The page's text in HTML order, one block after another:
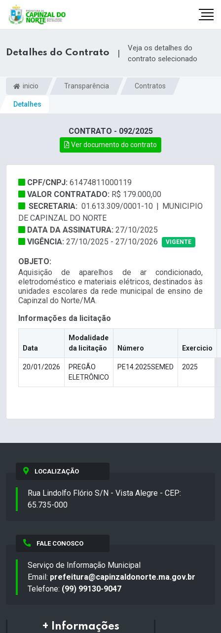
Detalhes do Contrato |
Veja os detalhes do
contrato selecionado
inicio Transparência Contratos
Detalhes
CONTRATO - 092/2025
Ver documento do contrato
CPF/CNPJ: 61474811000119
VALOR CONTRATADO: R$ 179.000,00
SECRETARIA: 01.613.309/0001-10 | MUNICIPIO
DE CAPINZAL DO NORTE
DATA DA ASSINATURA: 27/10/2025
VIGÊNCIA: 27/10/2025 - 27/10/2026 VIGENTE
OBJETO:
Aquisição de aparelhos de ar condicionado,
eletrodoméstico e materiais elétricos, destinados às
unidades escolares da rede municipal de ensino de
Capinzal do Norte/MA.
Informações da licitação
Data
Modalidade
da licitação
Número Exercicio
20/01/2026
PREGÃO
ELETRÔNICO
PE14.2025SEMED 2025
LOCALIZAÇÃO
Rua Lindolfo Flório S/N - Vista Alegre - CEP:
65.735-000
FALE CONOSCO
Serviço de Informação Municipal
Email: prefeitura@capinzaldonorte.ma.gov.br
Telefone: (99) 99130-9047
+ Informações